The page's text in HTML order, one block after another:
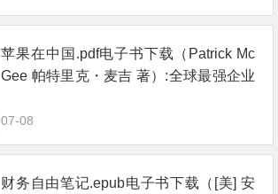
苹果在中国.pdf电子书下载（Patrick Mc
Gee 帕特里克・麦吉 著）:全球最强企业
07-08
财务自由笔记.epub电子书下载（[美] 安